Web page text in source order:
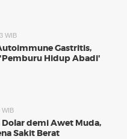
WIB
Gastritis,
Hidup Abadi'
WIB
demi Awet Muda,
Sakit Berat